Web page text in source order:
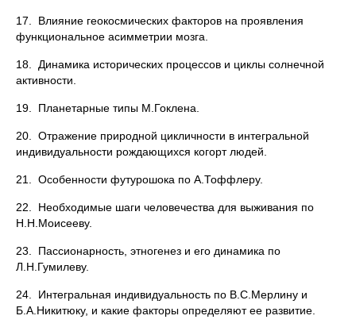
17. Влияние геокосмических факторов на проявления
функциональное асимметрии мозга.
18. Динамика исторических процессов и циклы солнечной
активности.
19. Планетарные типы М.Гоклена.
20. Отражение природной цикличности в интегральной
индивидуальности рождающихся когорт людей.
21. Особенности футурошока по А.Тоффлеру.
22. Необходимые шаги человечества для выживания по
Н.Н.Моисееву.
23. Пассионарность, этногенез и его динамика по
Л.Н.Гумилеву.
24. Интегральная индивидуальность по В.С.Мерлину и
Б.А.Никитюку, и какие факторы определяют ее развитие.